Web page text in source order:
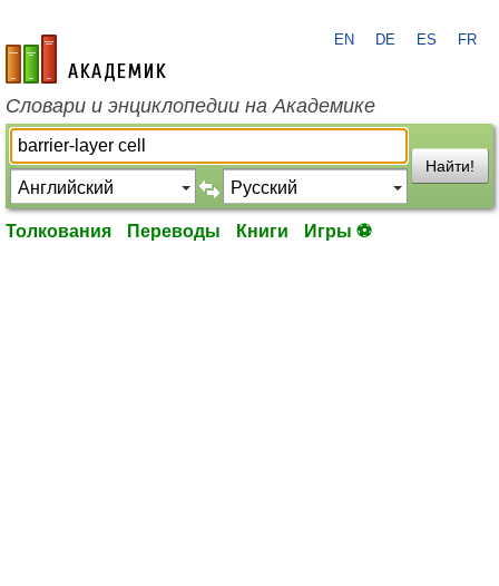
academic.ru
EN DE ES FR
Словари и энциклопедии на Академике
Найти!
Толкования Переводы Книги Игры ⚽